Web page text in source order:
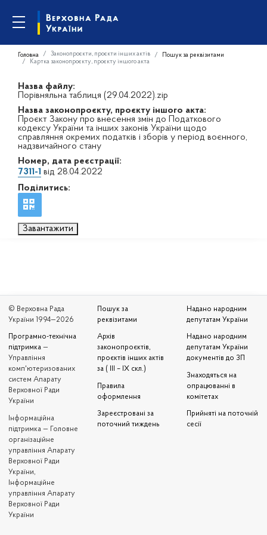
Головна Законопроєкти, проєкти інших актів
Пошук за реквізитами
Картка законопроєкту, проєкту іншого акта
Назва файлу:
Порівняльна таблиця (29.04.2022).zip
Назва законопроєкту, проєкту іншого акта:
Проєкт Закону про внесення змін до Податкового
кодексу України та інших законів України щодо
справляння окремих податків і зборів у період воєнного,
надзвичайного стану
Номер, дата реєстрації:
7311-1 від 28.04.2022
Поділитись:
Завантажити
© Верховна Рада
України 1994—2026
Програмно-технічна
підтримка —
Управління
комп'ютеризованих
систем Апарату
Верховної Ради
України
Iнформаційна
підтримка — Головне
організаційне
управління Апарату
Верховної Ради
України,
Інформаційне
управління Апарату
Верховної Ради
України
Пошук за
реквізитами
Архів
законопроєктів,
проєктів інших актів
за ( III – IX скл.)
Правила
оформлення
Зареєстровані за
поточний тиждень
Надано народним
депутатам України
Надано народним
депутатам України
документів до ЗП
Знаходяться на
опрацюванні в
комітетах
Прийняті на поточній
сесії